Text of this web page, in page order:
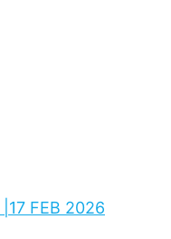
|17 FEB 2026